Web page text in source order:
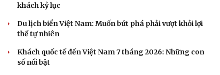
khách kỷ lục
Du lịch biển Việt Nam: Muốn bứt phá phải vượt khỏi lợi
thế tự nhiên
Khách quốc tế đến Việt Nam 7 tháng 2026: Những con
số nổi bật